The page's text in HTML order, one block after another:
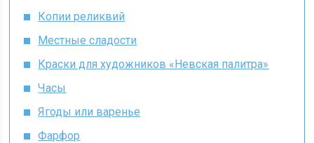
Копии реликвий
Местные сладости
Краски для художников «Невская палитра»
Часы
Ягоды или варенье
Фарфор